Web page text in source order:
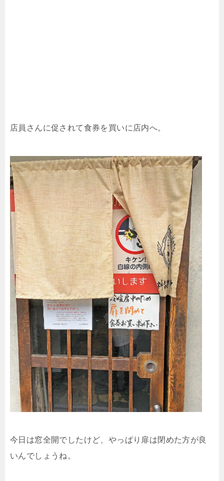
店員さんに促されて食券を買いに店内へ。
今日は窓全開でしたけど、やっぱり扉は閉めた方が良
いんでしょうね。